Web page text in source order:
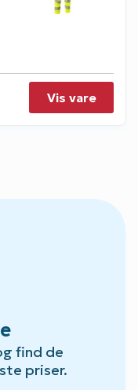
Vis vare
find de
priser.